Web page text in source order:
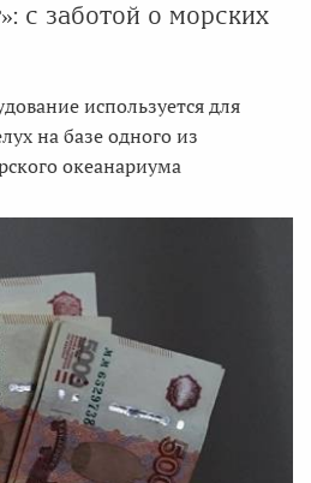
с заботой о морских
используется для
на базе одного из
океанариума